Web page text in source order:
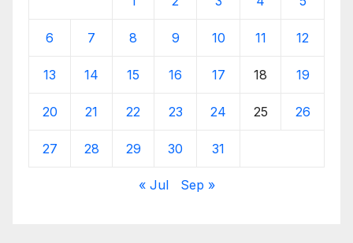
6 7 8 9 10 11 12
13 14 15 16 17 18 19
20 21 22 23 24 25 26
27 28 29 30 31
« Jul Sep »